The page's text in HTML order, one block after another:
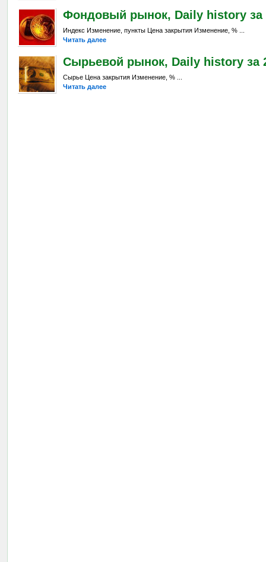
Фондовый рынок, Daily history за
Индекс Изменение, пункты Цена закрытия Изменение, % ...
Читать далее
Сырьевой рынок, Daily history за
Сырье Цена закрытия Изменение, % ...
Читать далее